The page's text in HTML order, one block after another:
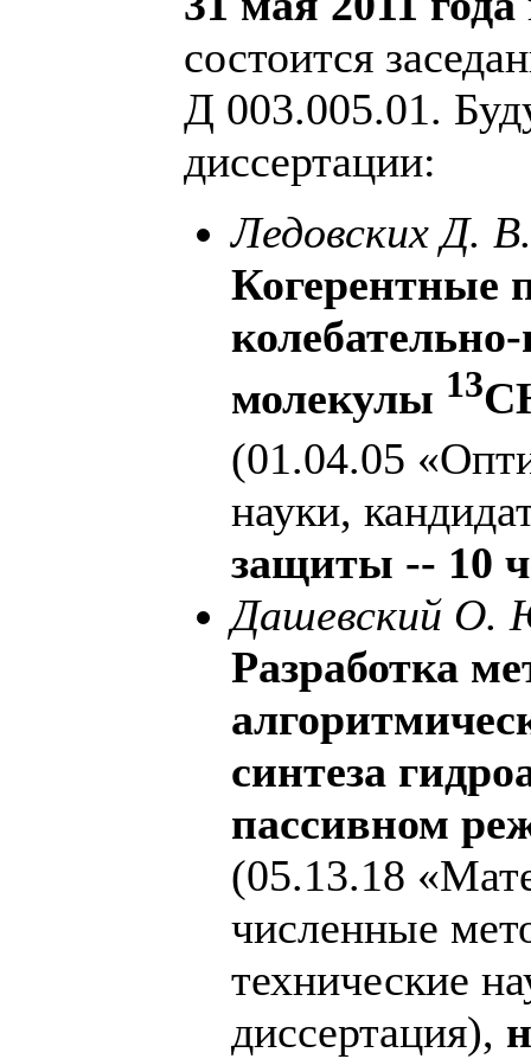
состоится
Д 003.005.01.
диссертации:
Ледовских
Когерентные
молекулы 13
(01.04.05
науки,
защиты -- 10
Дашевский
Разработка
синтеза
пассивном
(05.13.18
численные
технические
диссертация),